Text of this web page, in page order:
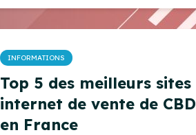
INFORMATIONS
Top 5 des meilleurs sites
internet de vente de CBD
en France